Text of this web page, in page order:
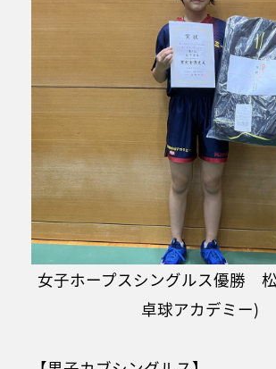
女子ホープスシングルス優勝
卓球アカデミー)